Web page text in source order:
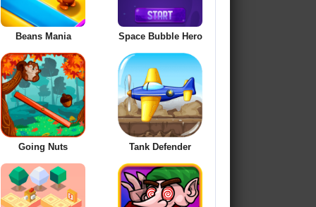
Beans Mania Space Bubble Hero
Going Nuts Tank Defender